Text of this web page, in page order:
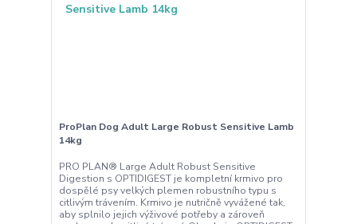
ProPlan Dog Adult Large Robust Sensitive Lamb
14kg
PRO PLAN® Large Adult Robust Sensitive
Digestion s OPTIDIGEST je kompletní krmivo pro
dospělé psy velkých plemen robustního typu s
citlivým trávením. Krmivo je nutričně vyvážené tak,
aby splnilo jejich výživové potřeby a zároveň